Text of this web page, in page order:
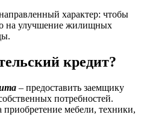
характер: чтобы
на улучшение жилищных
кредит?
– предоставить заемщику
потребностей.
мебели, техники,